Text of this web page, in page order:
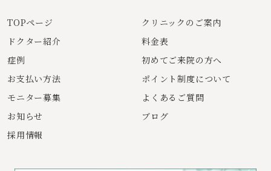
TOPページ
クリニックのご案内
ドクター紹介
料金表
症例
初めてご来院の方へ
お支払い方法
ポイント制度について
モニター募集
よくあるご質問
お知らせ
ブログ
採用情報